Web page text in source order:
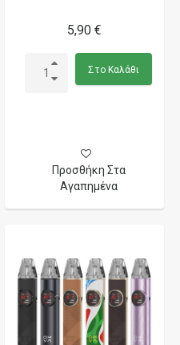
5,90 €
Στο Καλάθι
Προσθήκη Στα
Αγαπημένα